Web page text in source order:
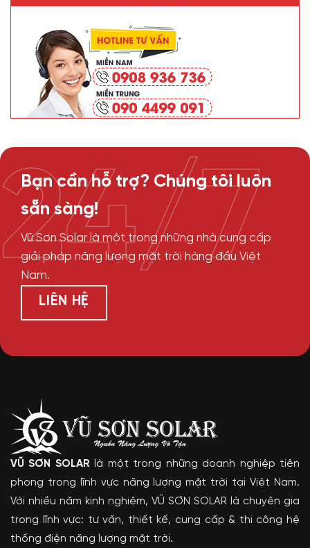
Bạn cần hỗ trợ? Chúng tôi luôn
sẵn sàng!
Vũ Sơn Solar là một trong những nhà cung cấp
giải pháp năng lượng mặt trời hàng đầu Việt
Nam.
LIÊN HỆ
24/7
VŨ SƠN SOLAR là một trong những doanh nghiệp tiên
phong trong lĩnh vực năng lượng mặt trời tại Việt Nam.
Với nhiều năm kinh nghiệm, VŨ SƠN SOLAR là chuyên gia
trong lĩnh vực: tư vấn, thiết kế, cung cấp & thi công hệ
thống điện năng lượng mặt trời.